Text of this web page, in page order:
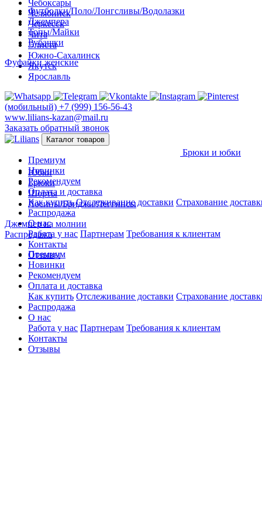
Чебоксары
Челябинск
Черкесск
Чита
Элиста
Южно-Сахалинск
Якутск
Ярославль
(мобильный) +7 (999) 156-56-43
www.lilians-kazan@mail.ru
Заказать обратный звонок
Каталог товаров
Премиум
Новинки
Рекомендуем
Оплата и доставка
Как купить Отслеживание доставки Страхование
Распродажа
О нас
Работа у нас Партнерам Требования к клиентам
Контакты
Отзывы
Футболки/Поло/Лонгсливы/Водолазки
Джемпера
Топы/Майки
Рубашки
Фуфайки женские
Брюки и юбки
Юбки
Брюки
Шорты
Лосины/Бриджи/Леггинсы
Джемпер на молнии
Распродажа
Премиум
Новинки
Рекомендуем
Оплата и доставка
Как купить Отслеживание доставки Страхование
Распродажа
О нас
Работа у нас Партнерам Требования к клиентам
Контакты
Отзывы